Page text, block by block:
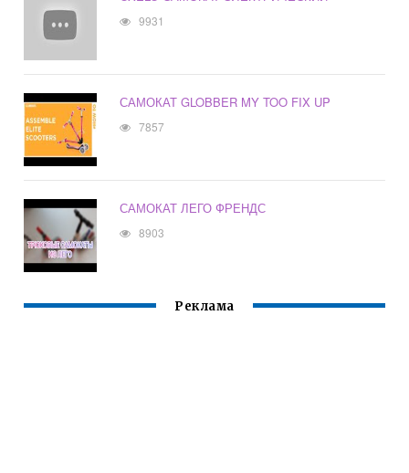
9931
САМОКАТ GLOBBER MY TOO FIX UP
7857
САМОКАТ ЛЕГО ФРЕНДС
8903
Реклама